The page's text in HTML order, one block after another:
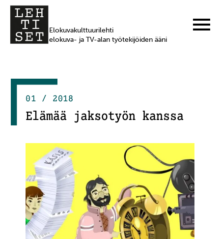
Elokuvakulttuurilehti
elokuva- ja TV-alan työtekijöiden ääni
01 / 2018
Elämää jaksotyön kanssa